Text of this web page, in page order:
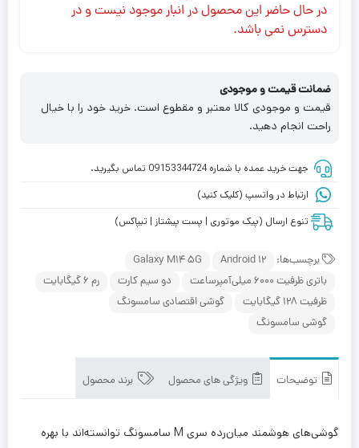
در حال حاضر این محصول در انبار موجود نیست و در
دسترس نمی باشد.
ضمانت قیمت و موجودی
قیمت و موجودی کالا معتبر و مقطوع است. خرید خود را با خیال
راحت انجام دهید.
جهت خرید عمده با شماره 09153344724 تماس بگیرید.
ارتباط در واتسپ (کلیک کنید)
تنوع ارسال (پیک موتوری | پست پیشتاز | تیپاکس)
برچسب‌ها: Android ۱۲
Galaxy M14 5G
باتری ظرفیت 6000 میلی‌آمپر‌ساعت
دو سیم کارت
رم 6 گیگابایت
ظرفیت 128 گیگابایت
گوشی اقتصادی سامسونگ
گوشی سامسونگ
توضیحات ویژگی های محصول برند محصول
گوشی‌های هوشمند میان‌رده سری M سامسونگ توانسته‌اند با بهره